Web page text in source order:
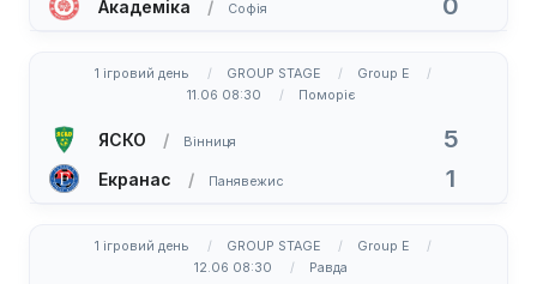
Академіка Софія
1 ігровий день GROUP STAGE
Group E
11.06 08:30
Поморіє
ЯСКО Вінниця 5
Екранас Панявежис 1
1 ігровий день GROUP STAGE
Group E
12.06 08:30
Равда